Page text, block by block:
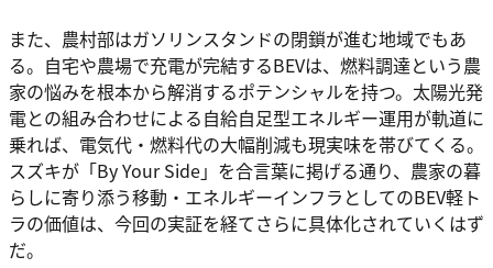
また、農村部はガソリンスタンドの閉鎖が進む地域でもあ
る。自宅や農場で充電が完結するBEVは、燃料調達という農
家の悩みを根本から解消するポテンシャルを持つ。太陽光発
電との組み合わせによる自給自足型エネルギー運用が軌道に
乗れば、電気代・燃料代の大幅削減も現実味を帯びてくる。
スズキが「By Your Side」を合言葉に掲げる通り、農家の暮
らしに寄り添う移動・エネルギーインフラとしてのBEV軽ト
ラの価値は、今回の実証を経てさらに具体化されていくはず
だ。